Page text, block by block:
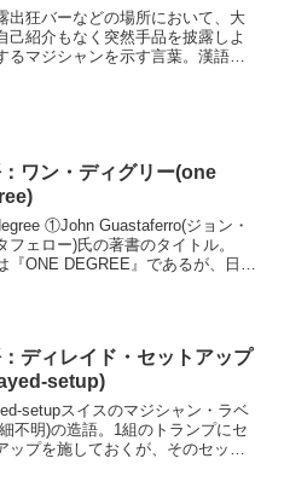
出狂バーなどの場所において、大
己紹介もなく突然手品を披露しよ
るマジシャンを示す言葉。漢語に
ワン・ディグリー(one
①John Guastaferro(ジョン・
フェロー)氏の著書のタイトル。
『ONE DEGREE』であるが、日本
ディレイド・セットアップ
setup)
setupスイスのマジシャン・ラベ
不明)の造語。1組のトランプにセ
ップを施しておくが、そのセット